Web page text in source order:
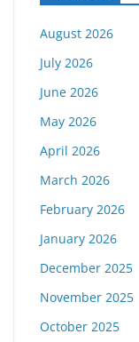
August 2026
July 2026
June 2026
May 2026
April 2026
March 2026
February 2026
January 2026
December 2025
November 2025
October 2025